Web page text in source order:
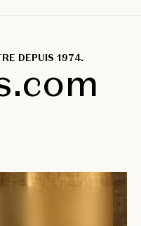
DEPUIS 1974.